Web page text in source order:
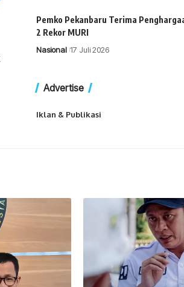
Pemko Pekanbaru Terima
2 Rekor MURI
Nasional 17 Juli 2026
Advertise
Iklan & Publikasi